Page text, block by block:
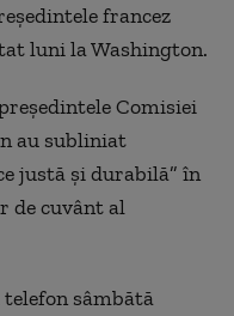
francez
luni la Washington.
Comisiei
au subliniat
justă şi durabilă” în
de cuvânt al
sâmbătă